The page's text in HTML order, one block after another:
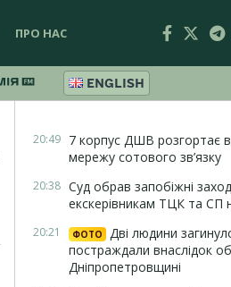
ПРО НАС
ENGLISH
20:49 7 корпус ДШВ розгортає
мережу сотового зв’язку
20:38 Суд обрав запобіжні
екскерівникам ТЦК та СП
20:21 ФОТО
Дві людини
постраждали внаслідок
Дніпропетровщині